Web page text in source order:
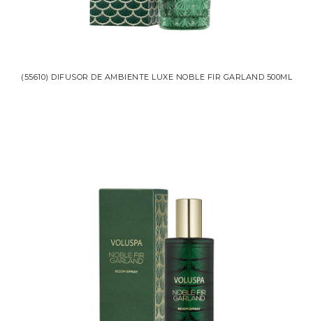
(55610) DIFUSOR DE AMBIENTE LUXE NOBLE FIR GARLAND 500ML